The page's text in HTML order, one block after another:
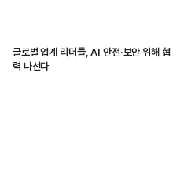
글로벌 업계 리더들, AI 안전·보안 위해 협
력 나선다